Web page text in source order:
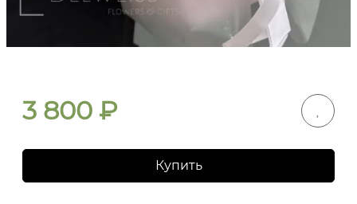
3 800 ₽
Купить